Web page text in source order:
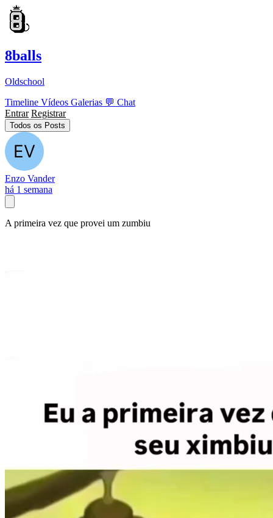
8balls
Oldschool
Timeline Vídeos Galerias 💬 Chat
Entrar Registrar
Todos os Posts
Enzo Vander
há 1 semana
A primeira vez que provei um zumbiu